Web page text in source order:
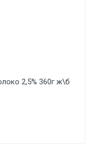
2,5% 360г ж\б